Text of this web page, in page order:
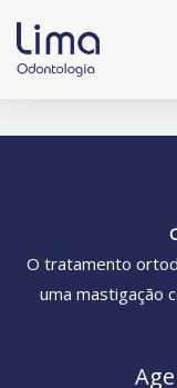
para
O tratamento
uma mastigação